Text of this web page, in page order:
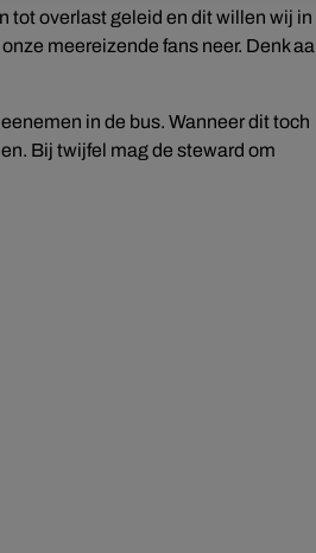
tot overlast geleid en dit willen wij in
meereizende fans neer. Denk
in de bus. Wanneer dit toch
Bij twijfel mag de steward om